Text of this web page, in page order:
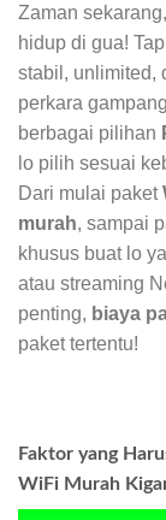
Zaman
hidup di gua!
stabil, unlimited,
perkara
berbagai pilihan
lo pilih sesuai
Dari mulai paket
murah, sampai
khusus buat lo
atau streaming
penting, biaya
paket tertentu!
Faktor yang
WiFi Murah